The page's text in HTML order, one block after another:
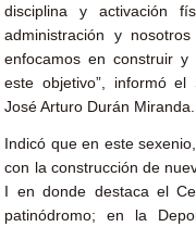
disciplina y activación
administración y
enfocamos en construir y
este objetivo”, informó
José Arturo Durán Miranda.
Indicó que en este
con la construcción de
I en donde destaca el
patinódromo; en la